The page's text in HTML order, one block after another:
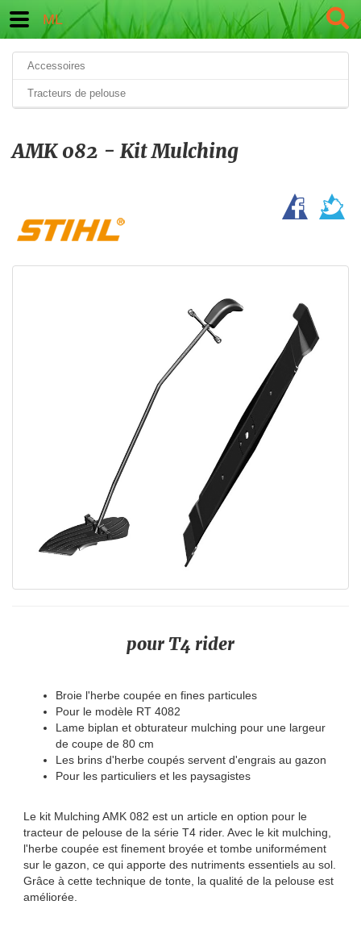
ML
Accessoires
Tracteurs de pelouse
AMK 082 - Kit Mulching
pour T4 rider
Broie l'herbe coupée en fines particules
Pour le modèle RT 4082
Lame biplan et obturateur mulching pour une largeur
de coupe de 80 cm
Les brins d'herbe coupés servent d'engrais au gazon
Pour les particuliers et les paysagistes
Le kit Mulching AMK 082 est un article en option pour le
tracteur de pelouse de la série T4 rider. Avec le kit mulching,
l'herbe coupée est finement broyée et tombe uniformément
sur le gazon, ce qui apporte des nutriments essentiels au sol.
Grâce à cette technique de tonte, la qualité de la pelouse est
améliorée.